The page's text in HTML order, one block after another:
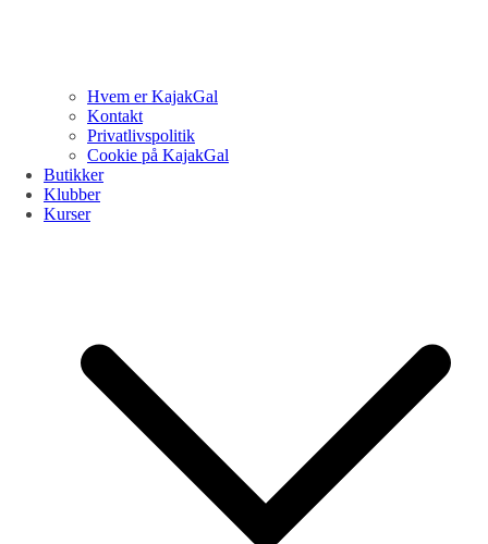
Hvem er KajakGal
Kontakt
Privatlivspolitik
Cookie på KajakGal
Butikker
Klubber
Kurser